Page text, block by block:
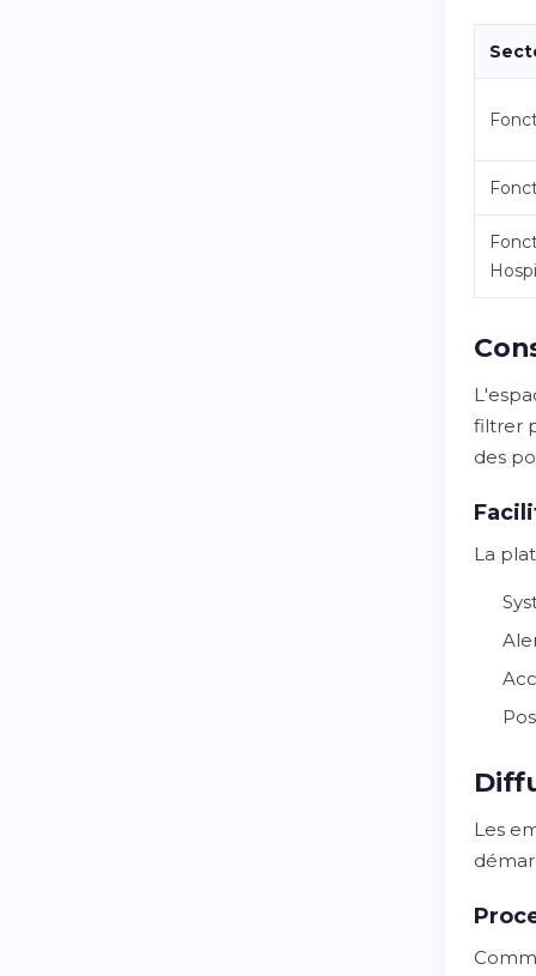
filtrer
des
La
Les